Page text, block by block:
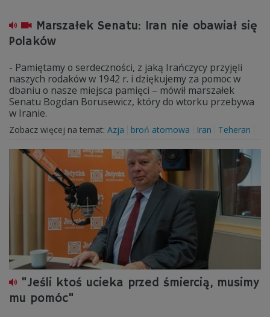
Marszałek Senatu: Iran nie obawiał się
Polaków
- Pamiętamy o serdeczności, z jaką Irańczycy przyjęli
naszych rodaków w 1942 r. i dziękujemy za pomoc w
dbaniu o nasze miejsca pamięci – mówił marszałek
Senatu Bogdan Borusewicz, który do wtorku przebywa
w Iranie.
Zobacz więcej na temat: Azja broń atomowa Iran Teheran
"Jeśli ktoś ucieka przed śmiercią, musimy
mu pomóc"